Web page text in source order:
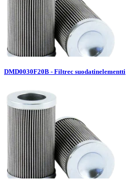
DMD0030F20B - Filtrec suodatinelementti